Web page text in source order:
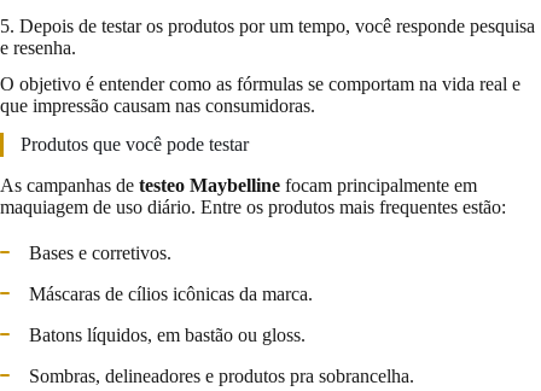
5. Depois de testar os produtos por um tempo, você responde pesquisa
e resenha.
O objetivo é entender como as fórmulas se comportam na vida real e
que impressão causam nas consumidoras.
Produtos que você pode testar
As campanhas de testeo Maybelline focam principalmente em
maquiagem de uso diário. Entre os produtos mais frequentes estão:
Bases e corretivos.
Máscaras de cílios icônicas da marca.
Batons líquidos, em bastão ou gloss.
Sombras, delineadores e produtos pra sobrancelha.